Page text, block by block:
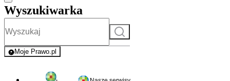
Wyszukiwarka
Szukaj
Moje Prawo.pl
- rejestracja i logowanie do serwisu